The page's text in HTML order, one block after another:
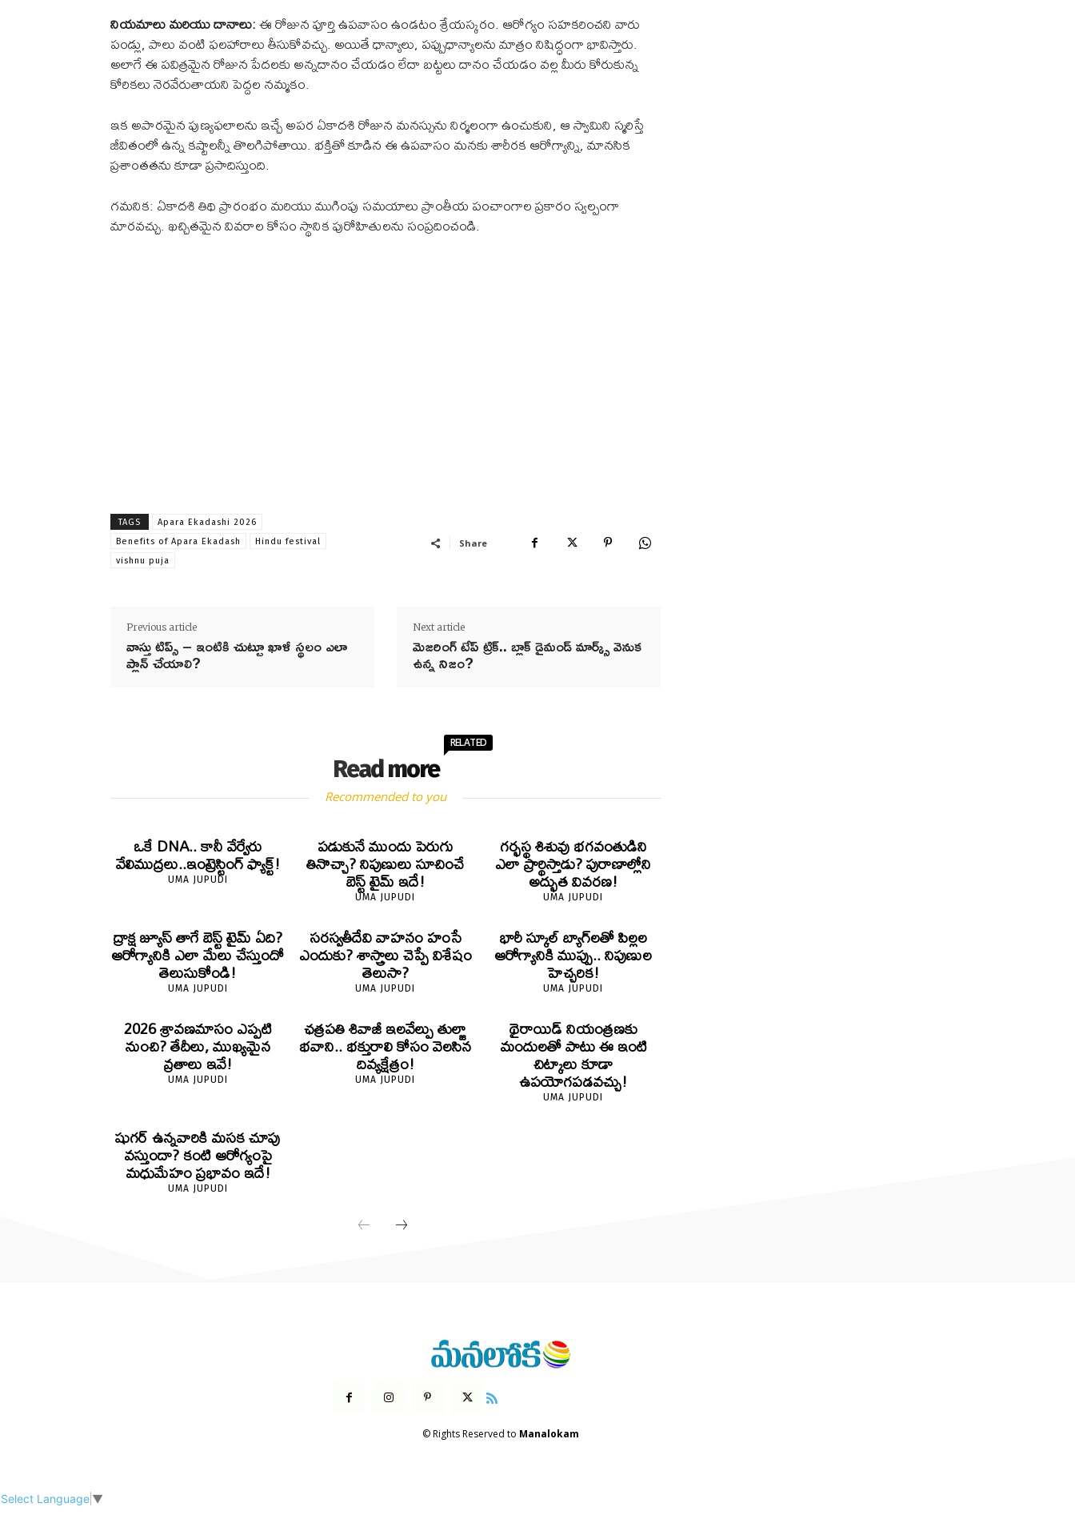
నియమాలు మరియు దానాలు:ఈ రోజున పూర్తి ఉపవాసం ఉండటం శ్రేయస్కరం. ఆరోగ్యం సహకరించని వారు
పండ్లు, పాలు వంటి ఫలహారాలు తీసుకోవచ్చు. అయితే ధాన్యాలు, పప్పుధాన్యాలను మాత్రం నిషిద్ధంగా భావిస్తారు.
అలాగే ఈ పవిత్రమైన రోజున పేదలకు అన్నదానం చేయడం లేదా బట్టలు దానం చేయడం వల్ల మీరు కోరుకున్న
కోరికలు నెరవేరుతాయని పెద్దల నమ్మకం.
ఇక అపారమైన పుణ్యఫలాలను ఇచ్చే అపర ఏకాదశి రోజున మనస్సును నిర్మలంగా ఉంచుకుని, ఆ స్వామిని స్మరిస్తే
జీవితంలో ఉన్న కష్టాలన్నీ తొలగిపోతాయి. భక్తితో కూడిన ఈ ఉపవాసం మనకు శారీరక ఆరోగ్యాన్ని, మానసిక
ప్రశాంతతను కూడా ప్రసాదిస్తుంది.
గమనిక: ఏకాదశి తిథి ప్రారంభం మరియు ముగింపు సమయాలు ప్రాంతీయ పంచాంగాల ప్రకారం స్వల్పంగా
మారవచ్చు. ఖచ్చితమైన వివరాల కోసం స్థానిక పురోహితులను సంప్రదించండి.
TAGS
Apara Ekadashi 2026
Benefits of Apara Ekadash
Hindu festival
vishnu puja
Share
Previous article
వాస్తు టిప్స్ – ఇంటికి చుట్టూ ఖాళీ స్థలం ఎలా
ప్లాన్ చేయాలి?
Next article
మెజరింగ్ టేప్ ట్రిక్.. బ్లాక్ డైమండ్ మార్క్స్ వెనుక
ఉన్న నిజం?
Read more
RELATED
Recommended to you
ఒకే DNA.. కానీ వేర్వేరు
వేలిముద్రలు..ఇంట్రెస్టింగ్ ఫ్యాక్ట్!
UMA JUPUDI
పడుకునే ముందు పెరుగు
తినొచ్చా? నిపుణులు సూచించే
బెస్ట్ టైమ్ ఇదే!
UMA JUPUDI
గర్భస్థ శిశువు భగవంతుడిని
ఎలా ప్రార్థిస్తాడు? పురాణాల్లోని
అద్భుత వివరణ!
UMA JUPUDI
ద్రాక్ష జ్యూస్ తాగే బెస్ట్ టైమ్ ఏది?
ఆరోగ్యానికి ఎలా మేలు చేస్తుందో
తెలుసుకోండి!
UMA JUPUDI
సరస్వతీదేవి వాహనం హంసే
ఎందుకు? శాస్త్రాలు చెప్పే విశేషం
తెలుసా?
UMA JUPUDI
భారీ స్కూల్ బ్యాగ్‌లతో పిల్లల
ఆరోగ్యానికి ముప్పు.. నిపుణుల
హెచ్చరిక!
UMA JUPUDI
2026 శ్రావణమాసం ఎప్పటి
నుంచి? తేదీలు, ముఖ్యమైన
వ్రతాలు ఇవే!
UMA JUPUDI
ఛత్రపతి శివాజీ ఇలవేల్పు తుల్జా
భవాని.. భక్తురాలి కోసం వెలసిన
దివ్యక్షేత్రం!
UMA JUPUDI
థైరాయిడ్ నియంత్రణకు
మందులతో పాటు ఈ ఇంటి
చిట్కాలు కూడా
ఉపయోగపడవచ్చు!
UMA JUPUDI
షుగర్ ఉన్నవారికి మసక చూపు
వస్తుందా? కంటి ఆరోగ్యంపై
మధుమేహం ప్రభావం ఇదే!
UMA JUPUDI
© Rights Reserved to Manalokam
Select Language ▼